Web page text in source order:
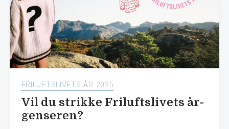
FRILUFTSLIVETS ÅR 2025
Vil du strikke Friluftslivets år-
genseren?